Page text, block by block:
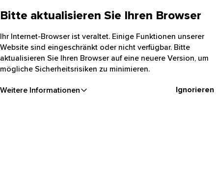
Bitte aktualisieren Sie Ihren Browser
Ihr Internet-Browser ist veraltet. Einige Funktionen unserer
Website sind eingeschränkt oder nicht verfügbar. Bitte
aktualisieren Sie Ihren Browser auf eine neuere Version, um
mögliche Sicherheitsrisiken zu minimieren.
Weitere Informationen Ignorieren